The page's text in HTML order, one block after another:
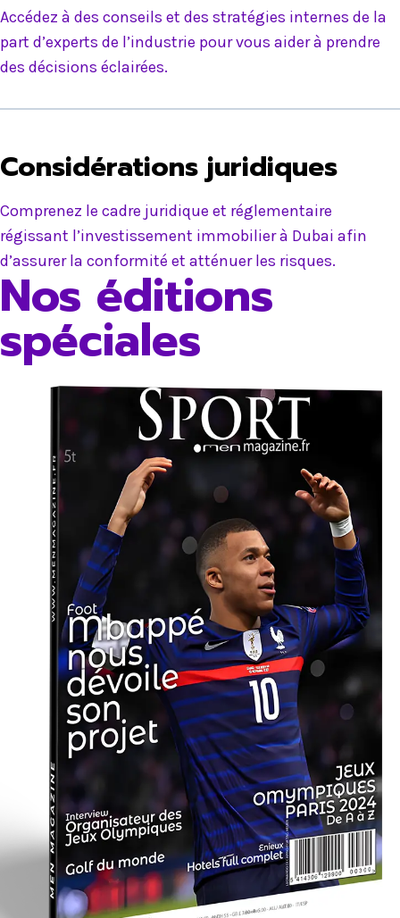
Accédez à des conseils et des stratégies internes de la
part d’experts de l’industrie pour vous aider à prendre
des décisions éclairées.
Considérations juridiques
Comprenez le cadre juridique et réglementaire
régissant l’investissement immobilier à Dubai afin
d’assurer la conformité et atténuer les risques.
Nos éditions
spéciales